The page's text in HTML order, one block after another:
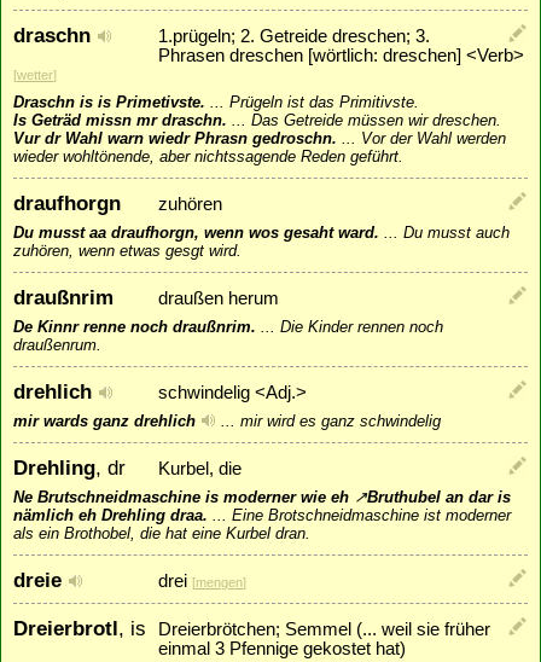
draschn
1.prügeln; 2. Getreide dreschen; 3.
Phrasen dreschen [wörtlich: dreschen] <Verb>
[wetter]
Draschn is is Primetivste. ... Prügeln ist das Primitivste.
Is Geträd missn mr draschn. ... Das Getreide müssen wir dreschen.
Vur dr Wahl warn wiedr Phrasn gedroschn. ... Vor der Wahl werden
wieder wohltönende, aber nichtssagende Reden geführt.
draufhorgn zuhören
Du musst aa draufhorgn, wenn wos gesaht ward. ... Du musst auch
zuhören, wenn etwas gesgt wird.
draußnrim draußen herum
De Kinnr renne noch draußnrim. ... Die Kinder rennen noch
draußenrum.
drehlich schwindelig <Adj.>
mir wards ganz drehlich ... mir wird es ganz schwindelig
Drehling, dr Kurbel, die
Ne Brutschneidmaschine is moderner wie eh ↗Bruthubel an dar is
nämlich eh Drehling draa. ... Eine Brotschneidmaschine ist moderner
als ein Brothobel, die hat eine Kurbel dran.
dreie drei [mengen]
Dreierbrotl, is
Dreierbrötchen; Semmel (... weil sie früher
einmal 3 Pfennige gekostet hat)